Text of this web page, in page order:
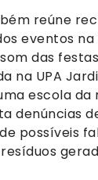
reúne
eventos na
das
na UPA
escola da
denúncias
possíveis